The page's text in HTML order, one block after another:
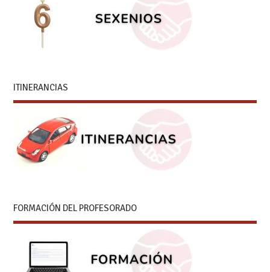
ITINERANCIAS
FORMACIÓN DEL PROFESORADO